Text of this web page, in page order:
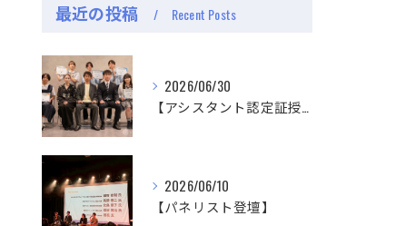
最近の投稿 Recent Posts
2026/06/30
【アシスタント認定証授与式】
2026/06/10
【パネリスト登壇】